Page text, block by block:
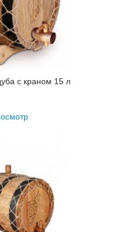
с краном 15 л